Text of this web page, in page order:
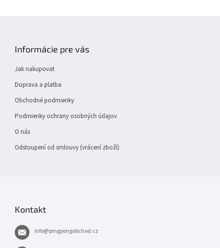
Informácie pre vás
Jak nakupovat
Doprava a platba
Obchodné podmienky
Podmienky ochrany osobných údajov
O nás
Odstoupení od smlouvy (vrácení zboží)
Kontakt
info@pingpongobchod.cz